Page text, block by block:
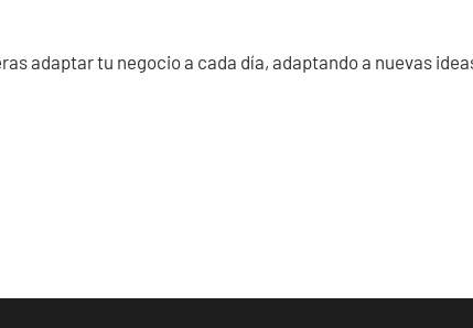
adaptar tu negocio a cada día, adaptando a nuevas